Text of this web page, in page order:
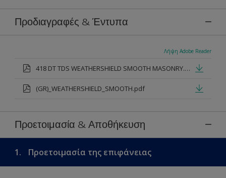
Προδιαγραφές & Έντυπα
Λήψη Adobe Reader
418 DT TDS WEATHERSHIELD SMOOTH MASONRY.pdf
(GR)_WEATHERSHIELD_SMOOTH.pdf
Προετοιμασία & Αποθήκευση
1. Προετοιμασία της επιφάνειας